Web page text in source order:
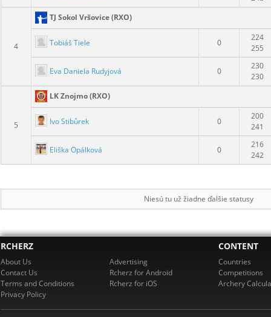
4
TJ Sokol Vršovice (RXO)
Tobiáš Tiele 0
224
255
Eva Daniela Rudyjová 0
230
230
5
LK Znojmo (RXO)
Ivo Stibůrek 0
200
241
Eliška Opálková 0
216
242
Niesú tu už žiadne ďalšie statusy
RCHERZ
About Us
Contact Us
Terms and Conditions
Privacy Policy
Advertising
Rcherz for Android
Rcherz for iOS
CONTENT
Countries
Competitions
Archery